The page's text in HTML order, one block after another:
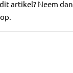
artikel? Neem dan